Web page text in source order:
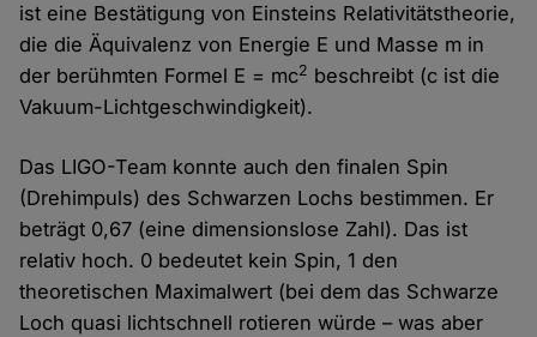
ist eine Bestätigung von Einsteins Relativitätstheorie,
die die Äquivalenz von Energie E und Masse m in
der berühmten Formel E = mc2 beschreibt (c ist die
Vakuum-Lichtgeschwindigkeit).
Das LIGO-Team konnte auch den finalen Spin
(Drehimpuls) des Schwarzen Lochs bestimmen. Er
beträgt 0,67 (eine dimensionslose Zahl). Das ist
relativ hoch. 0 bedeutet kein Spin, 1 den
theoretischen Maximalwert (bei dem das Schwarze
Loch quasi lichtschnell rotieren würde – was aber